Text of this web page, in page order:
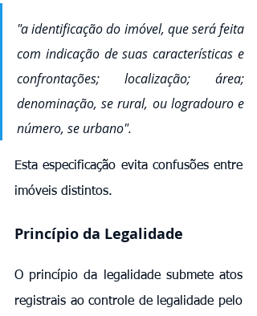
"a identificação do imóvel, que será feita
com indicação de suas características e
confrontações; localização; área;
denominação, se rural, ou logradouro e
número, se urbano".
Esta especificação evita confusões entre
imóveis distintos.
Princípio da Legalidade
O princípio da legalidade submete atos
registrais ao controle de legalidade pelo